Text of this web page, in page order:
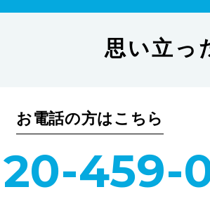
思い立っ
お電話の方はこちら
459-